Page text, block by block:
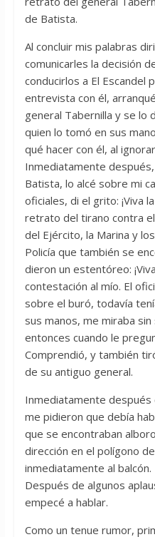
de Batista.
Al concluir mis palabras
comunicarles la decisión
conducirlos a El Escandel
entrevista con él,
general Tabernilla y se lo
quien lo tomó en sus
qué hacer con él, al
Inmediatamente
Batista, lo alcé sobre mi
oficiales, di el grito: ¡Viva
retrato del tirano contra
del Ejército, la Marina y
Policía que también se
dieron un estentóreo:
contestación al mío. El
sobre el buró, todavía
sus manos, me miraba
entonces cuando le
Comprendió, y también
de su antiguo general.
Inmediatamente después
me pidieron que debía
que se encontraban
dirección en el polígono
inmediatamente al
Después de algunos
empecé a hablar.
Como un tenue rumor,